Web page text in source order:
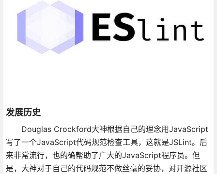
发展历史
Douglas Crockford大神根据自己的理念用JavaScript
写了一个JavaScript代码规范检查工具，这就是JSLint。后
来非常流行，也的确帮助了广大的JavaScript程序员。但
是，大神对于自己的代码规范不做丝毫的妥协，对开源社区